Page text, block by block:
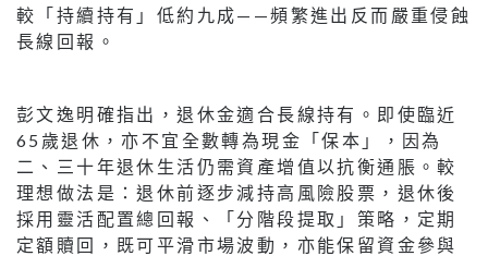
較「持續持有」低約九成——頻繁進出反而嚴重侵蝕
長線回報。
彭文逸明確指出，退休金適合長線持有。即使臨近
65歲退休，亦不宜全數轉為現金「保本」，因為
二、三十年退休生活仍需資產增值以抗衡通脹。較
理想做法是：退休前逐步減持高風險股票，退休後
採用靈活配置總回報、「分階段提取」策略，定期
定額贖回，既可平滑市場波動，亦能保留資金參與